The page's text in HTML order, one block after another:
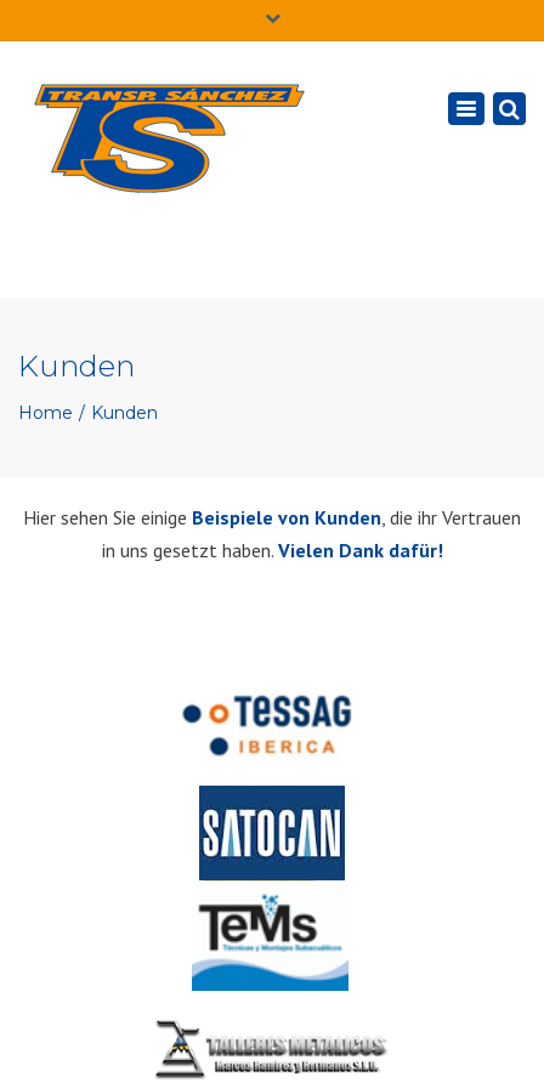
Deutsch
Toggle
Kunden
Home Kunden
Hier sehen Sie einige Beispiele von Kunden , die ihr Vertrauen
in uns gesetzt haben. Vielen Dank dafür!